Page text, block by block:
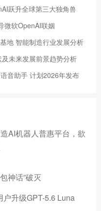
跃升全球第三大独角兽
微软OpenAI联姻
地 智能制造行业发展分析
未来发展前景趋势分析
音助手 计划2026年发布
AI机器人普惠平台，欲
神话”破灭
户升级GPT-5.6 Luna